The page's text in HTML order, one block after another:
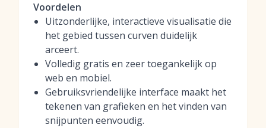
Voordelen
Uitzonderlijke, interactieve visualisatie die
het gebied tussen curven duidelijk
arceert.
Volledig gratis en zeer toegankelijk op
web en mobiel.
Gebruiksvriendelijke interface maakt het
tekenen van grafieken en het vinden van
snijpunten eenvoudig.